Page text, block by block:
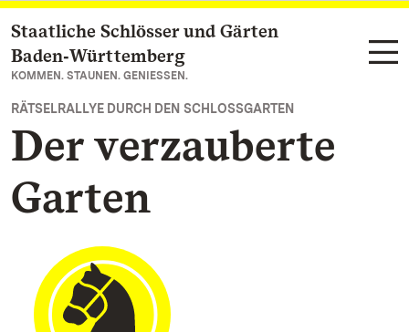
Zum Hauptinhalt springen
Staatliche Schlösser und Gärten
Baden‑Württemberg
KOMMEN. STAUNEN. GENIESSEN.
RÄTSELRALLYE DURCH DEN SCHLOSSGARTEN
Der verzauberte
Garten